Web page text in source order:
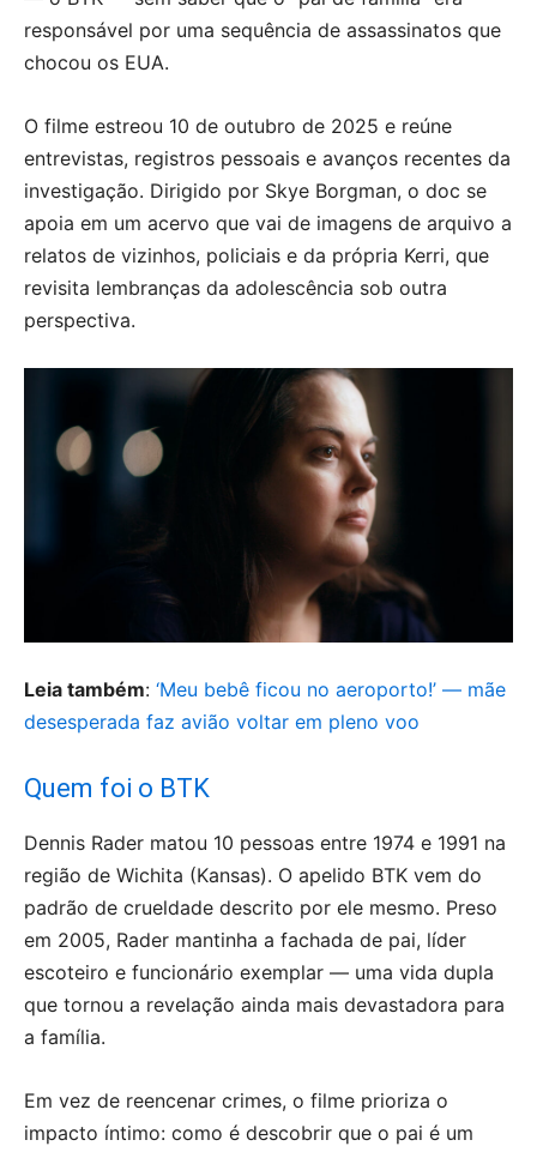
responsável por uma sequência de assassinatos que
chocou os EUA.
O filme estreou 10 de outubro de 2025 e reúne
entrevistas, registros pessoais e avanços recentes da
investigação. Dirigido por Skye Borgman, o doc se
apoia em um acervo que vai de imagens de arquivo a
relatos de vizinhos, policiais e da própria Kerri, que
revisita lembranças da adolescência sob outra
perspectiva.
Leia também: ‘Meu bebê ficou no aeroporto!’ — mãe
desesperada faz avião voltar em pleno voo
Quem foi o BTK
Dennis Rader matou 10 pessoas entre 1974 e 1991 na
região de Wichita (Kansas). O apelido BTK vem do
padrão de crueldade descrito por ele mesmo. Preso
em 2005, Rader mantinha a fachada de pai, líder
escoteiro e funcionário exemplar — uma vida dupla
que tornou a revelação ainda mais devastadora para
a família.
Em vez de reencenar crimes, o filme prioriza o
impacto íntimo: como é descobrir que o pai é um